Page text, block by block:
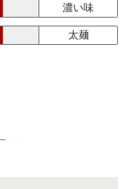
濃い味
太麺